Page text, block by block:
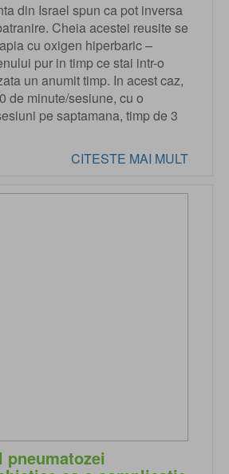
din Israel spun ca pot inversa
Cheia acestei reusite se
cu oxigen hiperbaric –
pur in timp ce stai intr-o
un anumit timp. In acest caz,
de minute/sesiune, cu o
pe saptamana, timp de 3
CITESTE MAI MULT
pneumatozei